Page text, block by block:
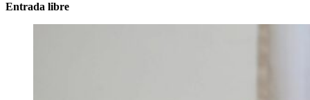
Entrada libre